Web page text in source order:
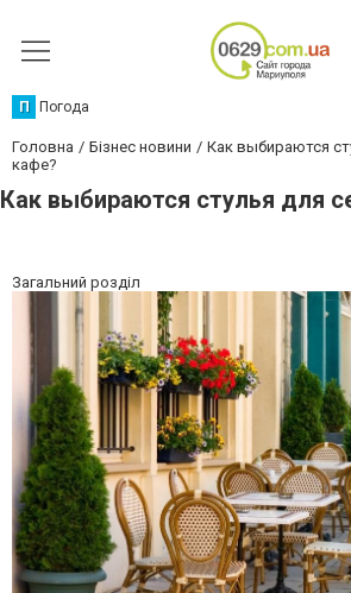
П Погода
Головна Бізнес новини
Как выбираются
кафе?
Как выбираются стулья для
Загальний розділ